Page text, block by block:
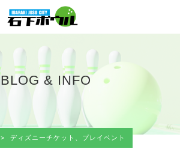
BLOG & INFO
> ディズニーチケット、プレイベント